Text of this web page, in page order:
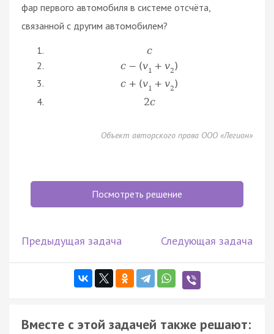
фар первого автомобиля в системе отсчёта,
связанной с другим автомобилем?
c
c − (v1 + v2)
c + (v1 + v2)
2c
Объект авторского права ООО «Легион»
Посмотреть решение
Предыдущая задача Следующая задача
Вместе с этой задачей также решают: